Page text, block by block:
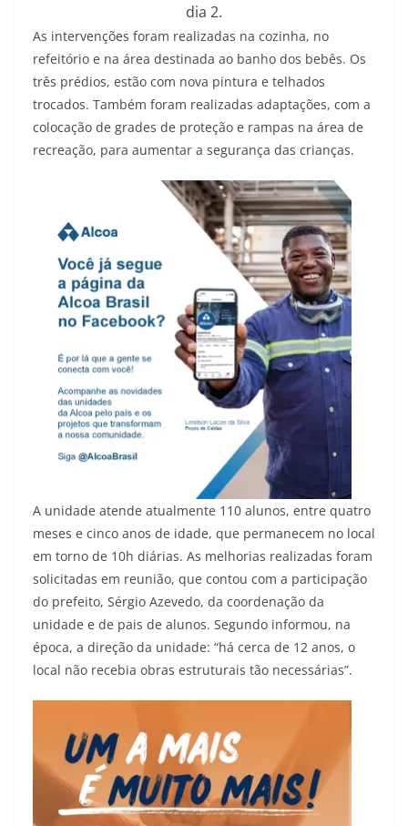
dia 2.
As intervenções foram realizadas na cozinha, no
refeitório e na área destinada ao banho dos bebês. Os
três prédios, estão com nova pintura e telhados
trocados. Também foram realizadas adaptações, com a
colocação de grades de proteção e rampas na área de
recreação, para aumentar a segurança das crianças.
A unidade atende atualmente 110 alunos, entre quatro
meses e cinco anos de idade, que permanecem no local
em torno de 10h diárias. As melhorias realizadas foram
solicitadas em reunião, que contou com a participação
do prefeito, Sérgio Azevedo, da coordenação da
unidade e de pais de alunos. Segundo informou, na
época, a direção da unidade: “há cerca de 12 anos, o
local não recebia obras estruturais tão necessárias”.